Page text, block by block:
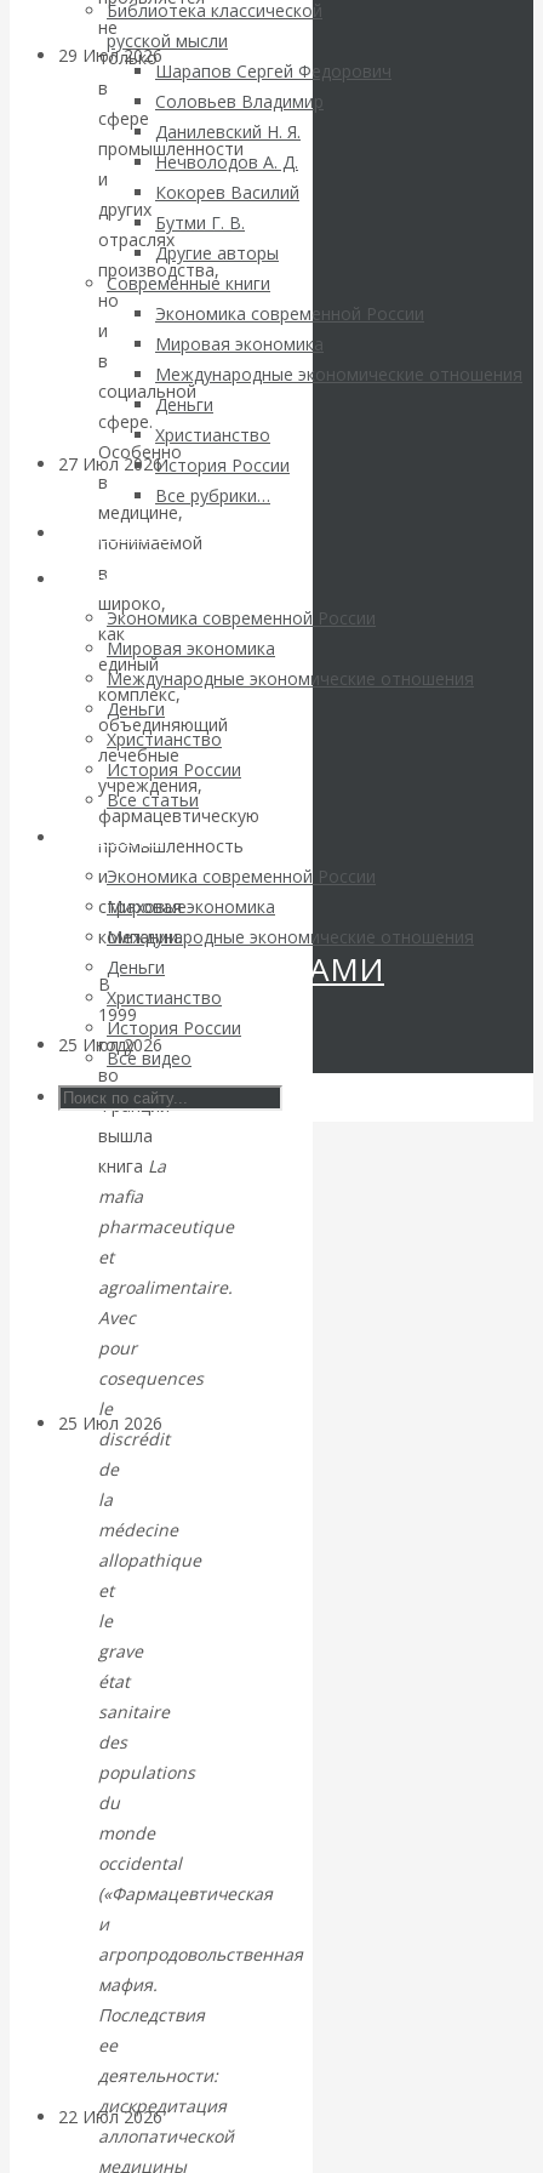
Библиотека классической
русской мысли
Шарапов Сергей Федорович
Соловьев Владимир
Данилевский Н. Я.
Нечволодов А. Д.
Кокорев Василий
Бутми Г. В.
Другие авторы
Современные книги
Экономика современной России
Мировая экономика
Международные экономические отношения
Деньги
Христианство
История России
Все рубрики…
Архив статей
Экономика современной России
Мировая экономика
Международные экономические отношения
Деньги
Христианство
История России
Все статьи
Архив Видео
Экономика современной России
Мировая экономика
Международные экономические отношения
Деньги
Христианство
История России
Все видео
29 Июл 2026Мировая
финансовая олигархия
Валентин
Катасонов.
«Мировые
ростовщики»:
вчера и сегодня
27 Июл 2026Мировая
валютная система
Валентин
КАтасонов.
«МЕТОД
ОТМЫВАНИЯ
ДЕНЕГ»: КИТАЙ
ВЕДЁТ БОРЬБУ
КРИПТОВАЛЮТАМИ
25 Июл 2026Геополитика
Валентин
КАтасонов.
Может ли
Америка
покинуть НАТО?
25 Июл 2026
интервью и беседы
«Об этом
молчат»:
экономист
Валентин
Катасонов
считает, что
кризис в
банковской
сфере России
уже начался
22 Июл 2026Деньги
не
только
в
сфере
промышленности
и
других
отраслях
производства,
но
и
в
социальной
сфере.
Особенно
в
медицине,
понимаемой
в
широко,
как
единый
комплекс,
объединяющий
лечебные
учреждения,
фармацевтическую
промышленность
и
страховые
компании.
В
1999
году
во
Франции
вышла
книга La
mafia
pharmaceutique
et
agroalimentaire.
Avec
pour
cosequences
le
discrédit
de
la
médecine
allopathique
et
le
grave
état
sanitaire
des
populations
du
monde
occidental
(«Фармацевтическая
и
агропродовольственная
мафия.
Последствия
ее
деятельности:
дискредитация
аллопатической
медицины